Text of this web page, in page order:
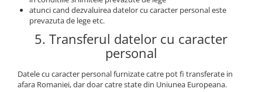
atunci cand dezvaluirea datelor cu caracter personal este
prevazuta de lege etc.
5. Transferul datelor cu caracter
personal
Datele cu caracter personal furnizate catre pot fi transferate in
afara Romaniei, dar doar catre state din Uniunea Europeana.